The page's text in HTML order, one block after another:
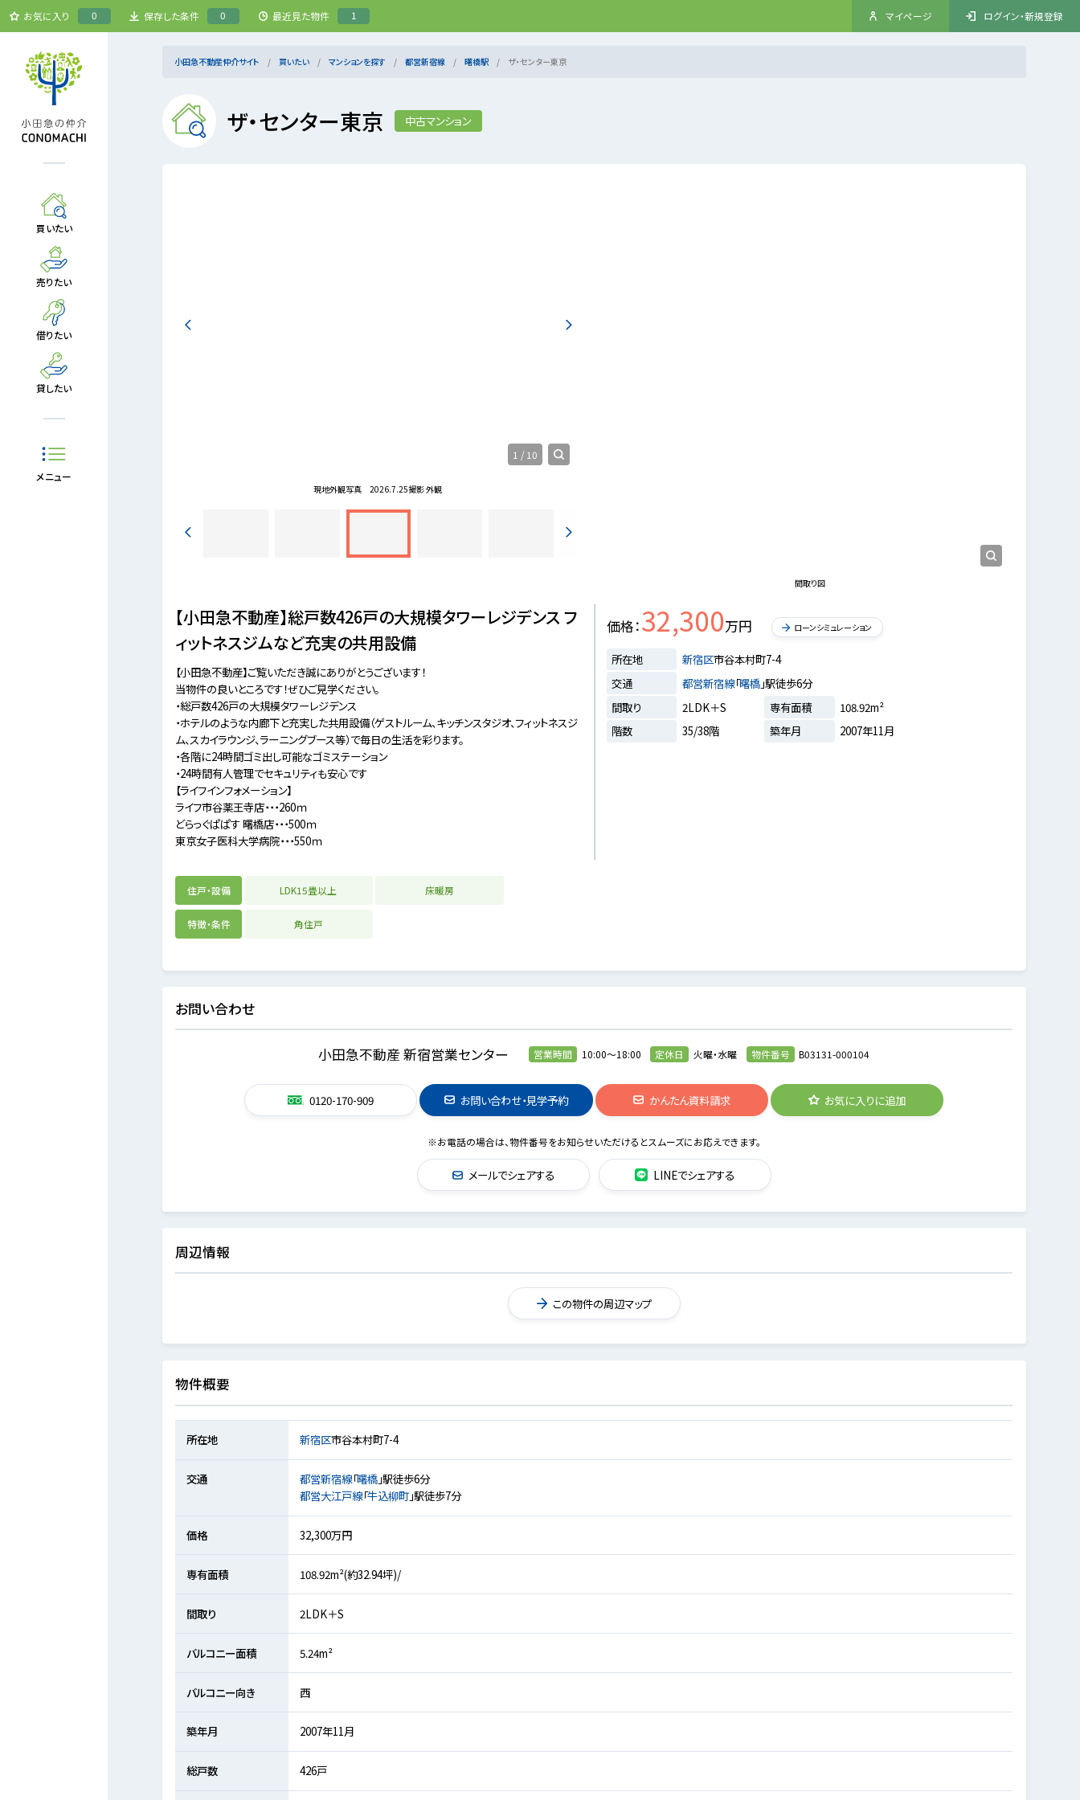
お気に入り 0 保存した条件 0 最近見た物件 1 マイページ ログイン・新規登録
買いたい
売りたい
借りたい
貸したい
メニュー
小田急不動産仲介サイト 買いたい マンションを探す 都営新宿線 曙橋駅 ザ・センター東京
ザ・センター東京 中古マンション
現地外観写真 2026.7.25撮影 外観
1 / 10
間取り図
【小田急不動産】総戸数426戸の大規模タワーレジデンス フ
ィットネスジムなど充実の共用設備
【小田急不動産】ご覧いただき誠にありがとうございます！
当物件の良いところです！ぜひご見学ください。
・総戸数426戸の大規模タワーレジデンス
・ホテルのような内廊下と充実した共用設備（ゲストルーム、キッチンスタジオ、フィットネスジ
ム、スカイラウンジ、ラーニングブース等）で毎日の生活を彩ります。
・各階に24時間ゴミ出し可能なゴミステーション
・24時間有人管理でセキュリティも安心です
【ライフインフォメーション】
ライフ市谷薬王寺店・・・260ｍ
どらっぐぱぱす 曙橋店・・・500ｍ
東京女子医科大学病院・・・550ｍ
価格 32,300万円 ローンシミュレーション
所在地 新宿区市谷本村町7-4
交通
都営新宿線「曙橋」駅徒歩6分
間取り
2LDK＋S 専有面積
108.92m²
階数
35/38階 築年月 2007年11月
住戸・設備 LDK15畳以上 床暖房
特徴・条件 角住戸
お問い合わせ
小田急不動産 新宿営業センター 営業時間 10:00～18:00 定休日 火曜・水曜 物件番号 B03131-000104
0120-170-909 お問い合わせ・見学予約 かんたん資料請求 お気に入りに追加
※お電話の場合は、物件番号をお知らせいただけるとスムーズにお応えできます。
メールでシェアする LINEでシェアする
周辺情報
この物件の周辺マップ
物件概要
所在地 新宿区市谷本村町7-4
交通 都営新宿線「曙橋」駅徒歩6分
都営大江戸線「牛込柳町」駅徒歩7分
価格 32,300万円
専有面積 108.92m²(約32.94坪)/
間取り 2LDK＋S
バルコニー面積 5.24m²
バルコニー向き 西
築年月 2007年11月
総戸数 426戸